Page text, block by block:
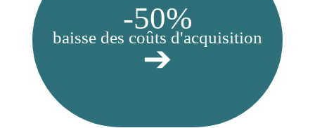
-50%
baisse des coûts d'acquisition
➔